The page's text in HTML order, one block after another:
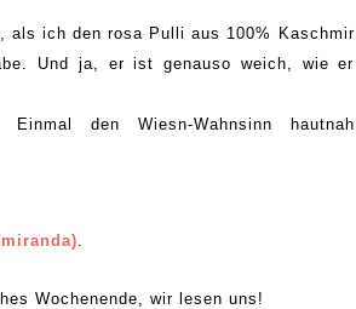
als ich den rosa Pulli aus 100% Kaschmir
Und ja, er ist genauso weich, wie er
Einmal den Wiesn-Wahnsinn hautnah
Wochenende, wir lesen uns !